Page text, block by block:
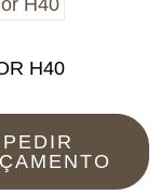
H40
PEDIR